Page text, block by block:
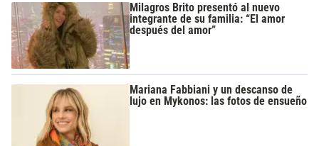
Milagros Brito presentó al nuevo
integrante de su familia: “El amor
después del amor”
Mariana Fabbiani y un descanso de
lujo en Mykonos: las fotos de ensueño